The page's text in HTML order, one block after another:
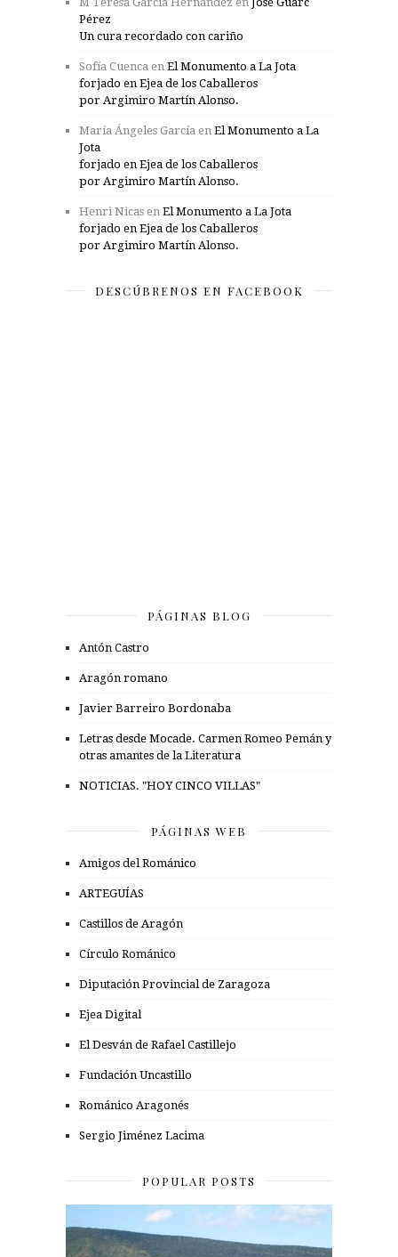
Pérez
Un cura recordado con cariño
Sofía Cuenca en El Monumento a La Jota
forjado en Ejea de los Caballeros
por Argimiro Martín Alonso.
María Ángeles García en El Monumento a La
Jota
forjado en Ejea de los Caballeros
por Argimiro Martín Alonso.
Henri Nicas en El Monumento a La Jota
forjado en Ejea de los Caballeros
por Argimiro Martín Alonso.
DESCÚBRENOS EN FACEBOOK
PÁGINAS BLOG
Antón Castro
Aragón romano
Javier Barreiro Bordonaba
Letras desde Mocade. Carmen Romeo Pemán y
otras amantes de la Literatura
NOTICIAS. "HOY CINCO VILLAS"
PÁGINAS WEB
Amigos del Románico
ARTEGUÍAS
Castillos de Aragón
Círculo Románico
Diputación Provincial de Zaragoza
Ejea Digital
El Desván de Rafael Castillejo
Fundación Uncastillo
Románico Aragonés
Sergio Jiménez Lacima
POPULAR POSTS